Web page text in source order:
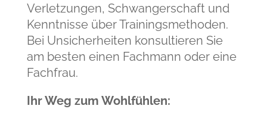
Verletzungen, Schwangerschaft und
Kenntnisse über Trainingsmethoden.
Bei Unsicherheiten konsultieren Sie
am besten einen Fachmann oder eine
Fachfrau.
Ihr Weg zum Wohlfühlen: